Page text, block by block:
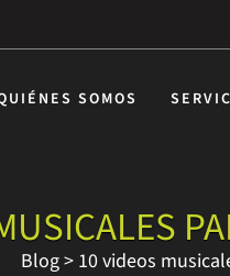
SOMOS
Blog> 10 videos